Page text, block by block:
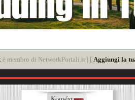
è membro di NetworkPortali.it | [ Aggiungi la